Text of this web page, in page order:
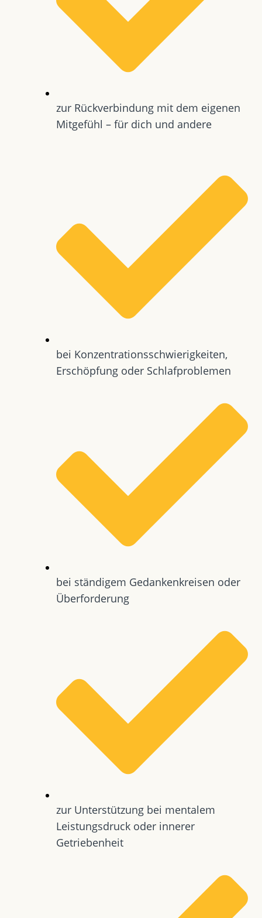
zur Rückverbindung mit dem eigenen
Mitgefühl – für dich und andere
bei Konzentrationsschwierigkeiten,
Erschöpfung oder Schlafproblemen
bei ständigem Gedankenkreisen oder
Überforderung
zur Unterstützung bei mentalem
Leistungsdruck oder innerer
Getriebenheit